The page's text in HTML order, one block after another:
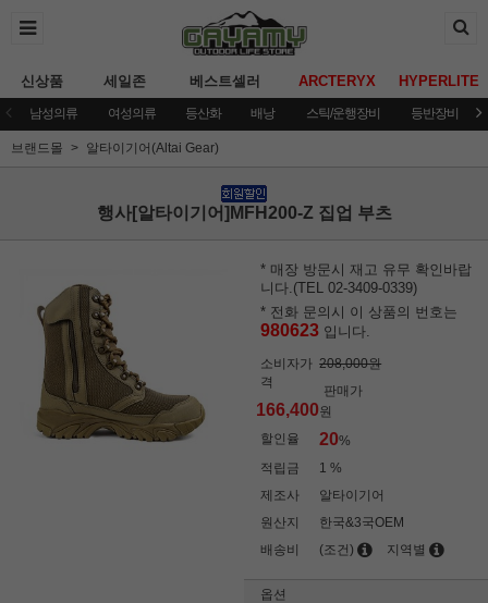
신상품 세일존 베스트셀러 ARCTERYX HYPERLITE
남성의류 여성의류 등산화 배낭 스틱/운행장비 등반장비
브랜드몰 알타이기어(Altai Gear)
행사[알타이기어]MFH200-Z 집업 부츠
* 매장 방문시 재고 유무 확인바랍
니다.(TEL 02-3409-0339)
* 전화 문의시 이 상품의 번호는
980623 입니다.
소비자가
격
208,000원
판매가
166,400원
할인율
20%
적립금
1 %
제조사
알타이기어
원산지
한국&3국OEM
배송비
(조건) 지역별
옵션